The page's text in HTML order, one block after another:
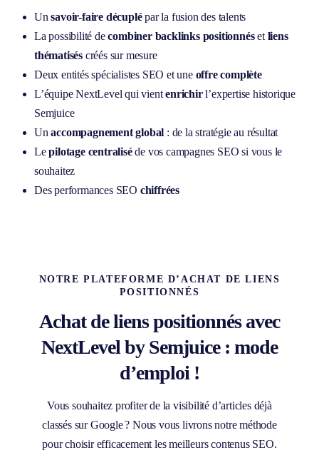
Unsavoir-faire décuplépar la fusion des talents
La possibilité decombiner backlinks positionnéset liens
thématisés créés sur mesure
Deux entités spécialistes SEO et une offre complète
L’équipe NextLevel qui vientenrichirl’expertise historique
Semjuice
Unaccompagnement global : de la stratégie au résultat
Lepilotage centraliséde vos campagnes SEO si vous le
souhaitez
Des performances SEO chiffrées
NOTRE PLATEFORME D’ACHAT DE LIENS
POSITIONNÉS
Achat de liens positionnés avec
NextLevel by Semjuice: mode
d’emploi !
Vous souhaitez profiter de la visibilité d’articles déjà
classés sur Google ? Nous vous livrons notre méthode
pour choisir efficacement les meilleurs contenus SEO.